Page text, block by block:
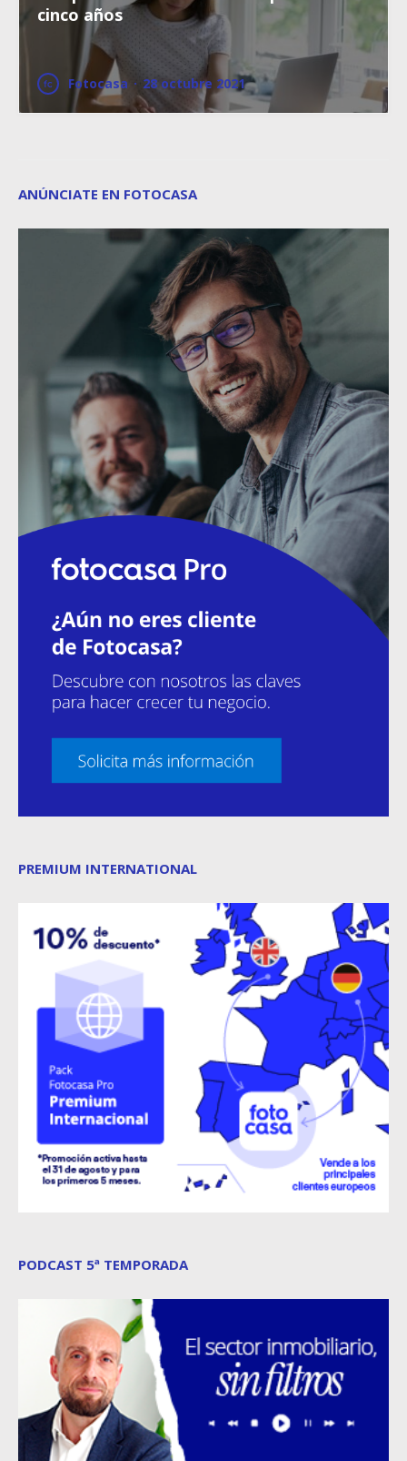
cinco años
Fotocasa · 28 octubre 2021
ANÚNCIATE EN FOTOCASA
PREMIUM INTERNATIONAL
PODCAST 5ª TEMPORADA